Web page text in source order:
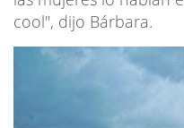
cool", dijo Bárbara.